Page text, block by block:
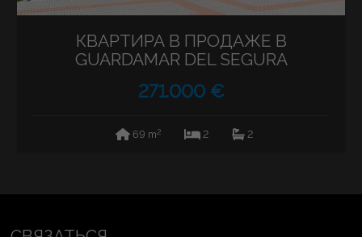
КВАРТИРА В ПРОДАЖЕ В
GUARDAMAR DEL SEGURA
271.000 €
69 m2 2 2